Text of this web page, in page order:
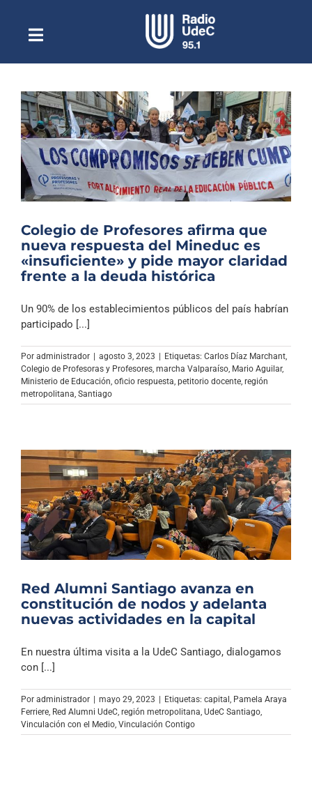
contenidoToggle
NavigationEscuchar Radio UdeC en vivo
Quiénes Somos
Programación
Podcast
Noticias
Columnas
Música Clásica
Colegio de Profesores afirma que
nueva respuesta del Mineduc es
«insuficiente» y pide mayor claridad
frente a la deuda histórica
Un 90% de los establecimientos públicos del país habrían
participado [...]
Por administrador | agosto 3, 2023 | Etiquetas: Carlos Díaz Marchant
Colegio de Profesoras y Profesores marcha Valparaíso Mario Aguilar,
Ministerio de Educación oficio respuesta petitorio docente región
metropolitana Santiago
Red Alumni Santiago avanza en
constitución de nodos y adelanta
nuevas actividades en la capital
En nuestra última visita a la UdeC Santiago, dialogamos
con [...]
Por administrador | mayo 29, 2023 | Etiquetas: capital Pamela Araya
Ferriere Red Alumni UdeC región metropolitana UdeC Santiago
Vinculación con el Medio Vinculación Contigo